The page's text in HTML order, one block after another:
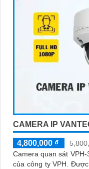
CAMERA IP
4,800,000 ₫
Camera quan sát
của công ty VPH. Được thiết kế để đáp ứng nhu cầu an ninh